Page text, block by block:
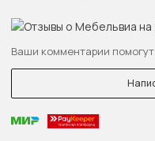
Ваши комментарии